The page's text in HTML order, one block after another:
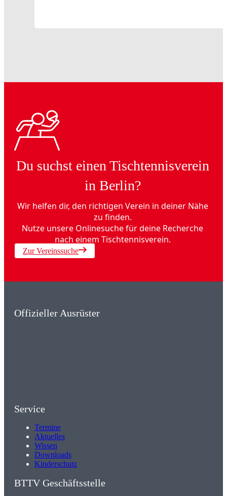
Du suchst einen Tischtennisverein
in Berlin?
Wir helfen dir, den richtigen Verein in deiner Nähe
zu finden.
Nutze unsere Onlinesuche für deine Recherche
nach einem Tischtennisverein.
Zur Vereinssuche
Offizieller Ausrüster
Service
Termine
Aktuelles
Wissen
Downloads
Kinderschutz
BTTV Geschäftsstelle